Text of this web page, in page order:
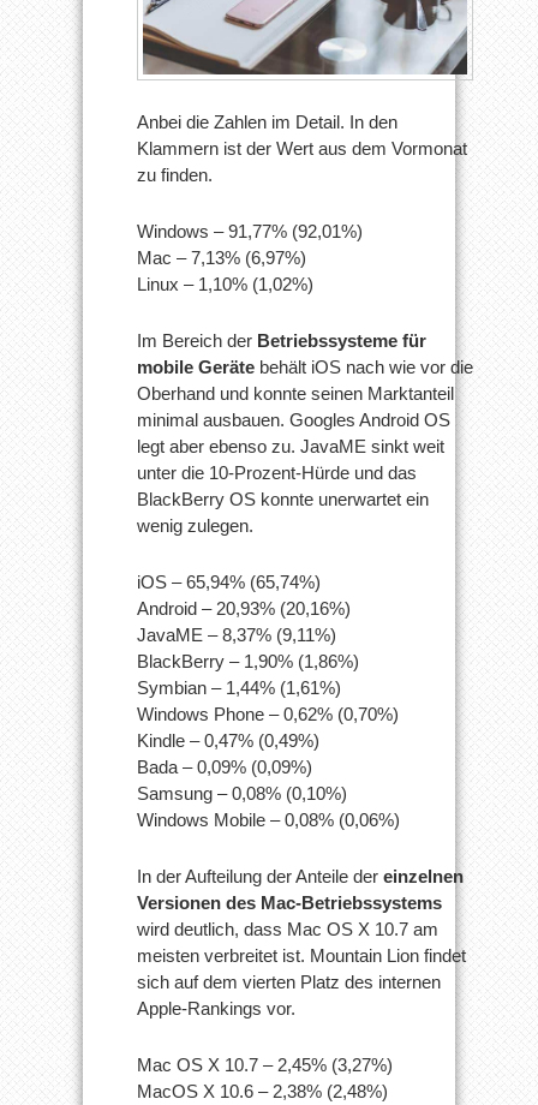
Anbei die Zahlen im Detail. In den
Klammern ist der Wert aus dem Vormonat
zu finden.
Windows – 91,77% (92,01%)
Mac – 7,13% (6,97%)
Linux – 1,10% (1,02%)
Im Bereich der Betriebssysteme für
mobile Geräte behält iOS nach wie vor die
Oberhand und konnte seinen Marktanteil
minimal ausbauen. Googles Android OS
legt aber ebenso zu. JavaME sinkt weit
unter die 10-Prozent-Hürde und das
BlackBerry OS konnte unerwartet ein
wenig zulegen.
iOS – 65,94% (65,74%)
Android – 20,93% (20,16%)
JavaME – 8,37% (9,11%)
BlackBerry – 1,90% (1,86%)
Symbian – 1,44% (1,61%)
Windows Phone – 0,62% (0,70%)
Kindle – 0,47% (0,49%)
Bada – 0,09% (0,09%)
Samsung – 0,08% (0,10%)
Windows Mobile – 0,08% (0,06%)
In der Aufteilung der Anteile der einzelnen
Versionen des Mac-Betriebssystems
wird deutlich, dass Mac OS X 10.7 am
meisten verbreitet ist. Mountain Lion findet
sich auf dem vierten Platz des internen
Apple-Rankings vor.
Mac OS X 10.7 – 2,45% (3,27%)
MacOS X 10.6 – 2,38% (2,48%)